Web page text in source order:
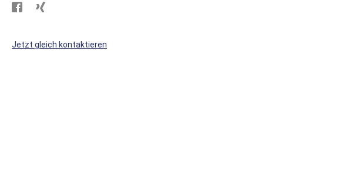
Besuchen
WS
WS
Jetzt gleich kontaktieren